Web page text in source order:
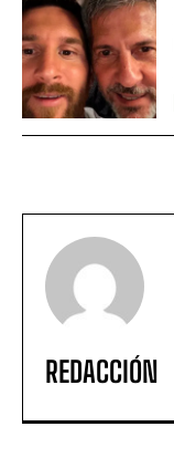
REDACCIÓN